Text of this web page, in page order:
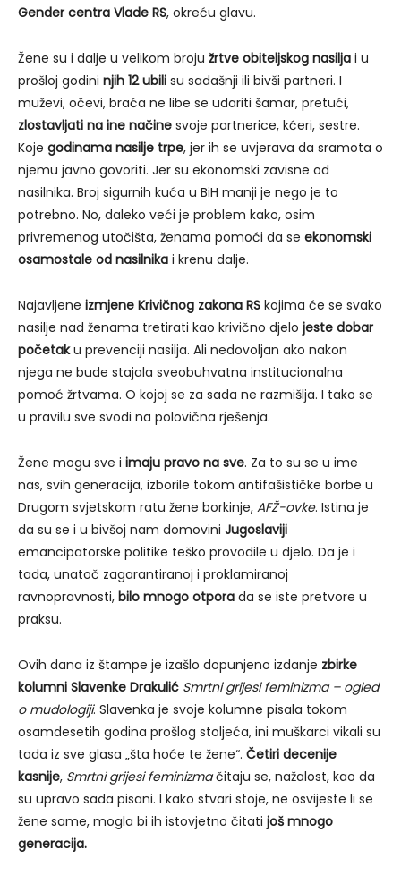
Gender centra Vlade RS, okreću glavu.
Žene su i dalje u velikom broju žrtve obiteljskog nasilja i u
prošloj godini njih 12 ubili su sadašnji ili bivši partneri. I
muževi, očevi, braća ne libe se udariti šamar, pretući,
zlostavljati na ine načine svoje partnerice, kćeri, sestre.
Koje godinama nasilje trpe, jer ih se uvjerava da sramota o
njemu javno govoriti. Jer su ekonomski zavisne od
nasilnika. Broj sigurnih kuća u BiH manji je nego je to
potrebno. No, daleko veći je problem kako, osim
privremenog utočišta, ženama pomoći da se ekonomski
osamostale od nasilnika i krenu dalje.
Najavljene izmjene Krivičnog zakona RS kojima će se svako
nasilje nad ženama tretirati kao krivično djelo jeste dobar
početaku prevenciji nasilja. Ali nedovoljan ako nakon
njega ne bude stajala sveobuhvatna institucionalna
pomoć žrtvama. O kojoj se za sada ne razmišlja. I tako se
u pravilu sve svodi na polovična rješenja.
Žene mogu sve i imaju pravo na sve. Za to su se u ime
nas, svih generacija, izborile tokom antifašističke borbe u
Drugom svjetskom ratu žene borkinje, AFŽ-ovke. Istina je
da su se i u bivšoj nam domovini Jugoslaviji
emancipatorske politike teško provodile u djelo. Da je i
tada, unatoč zagarantiranoj i proklamiranoj
ravnopravnosti, bilo mnogo otpora da se iste pretvore u
praksu.
Ovih dana iz štampe je izašlo dopunjeno izdanje zbirke
kolumni Slavenke Drakulić Smrtni grijesi feminizma – ogled
o mudologiji. Slavenka je svoje kolumne pisala tokom
osamdesetih godina prošlog stoljeća, ini muškarci vikali su
tada iz sve glasa „šta hoće te žene“. Četiri decenije
kasnije, Smrtni grijesi feminizmačitaju se, nažalost, kao da
su upravo sada pisani. I kako stvari stoje, ne osvijeste li se
žene same, mogla bi ih istovjetno čitati još mnogo
generacija.